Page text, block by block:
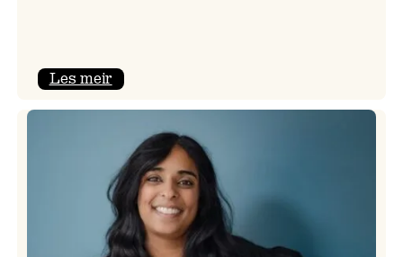
Les meir:
tilbake!